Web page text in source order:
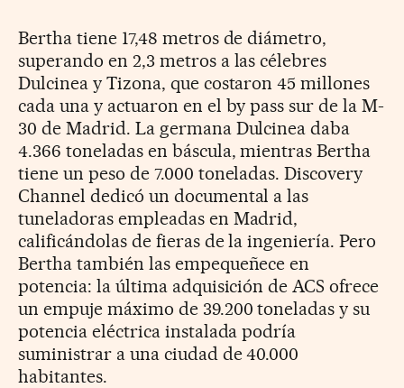
Bertha tiene 17,48 metros de diámetro,
superando en 2,3 metros a las célebres
Dulcinea y Tizona, que costaron 45 millones
cada una y actuaron en el by pass sur de la M-
30 de Madrid. La germana Dulcinea daba
4.366 toneladas en báscula, mientras Bertha
tiene un peso de 7.000 toneladas. Discovery
Channel dedicó un documental a las
tuneladoras empleadas en Madrid,
calificándolas de fieras de la ingeniería. Pero
Bertha también las empequeñece en
potencia: la última adquisición de ACS ofrece
un empuje máximo de 39.200 toneladas y su
potencia eléctrica instalada podría
suministrar a una ciudad de 40.000
habitantes.